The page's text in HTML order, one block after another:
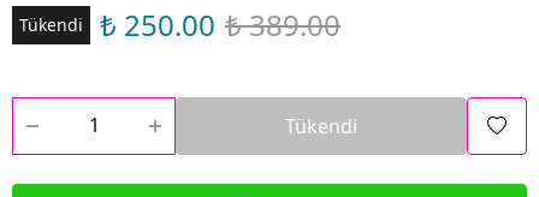
Tükendi ₺ 250.00 ₺ 389.00
Tükendi